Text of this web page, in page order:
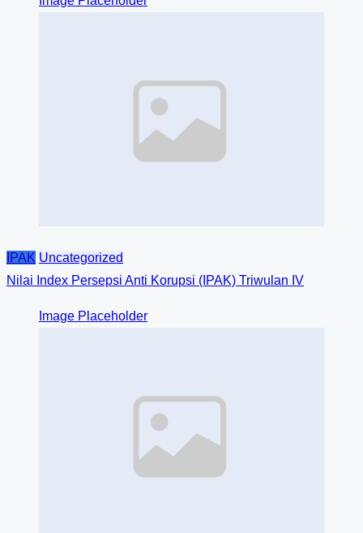
IPAK Uncategorized
Nilai Index Persepsi Anti Korupsi (IPAK) Triwulan IV
Image Placeholder